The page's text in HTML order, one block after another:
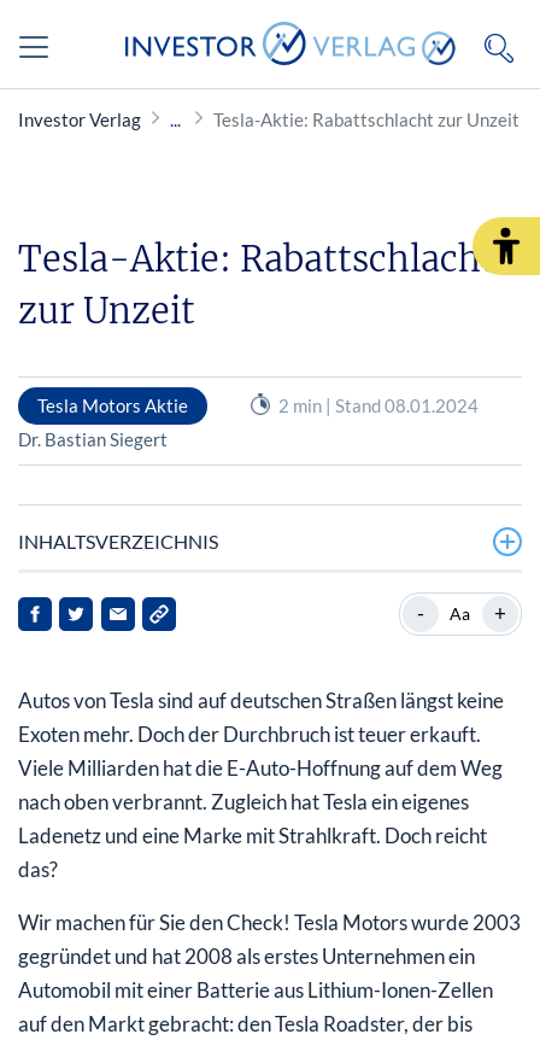
Investor Verlag Tesla-Aktie: Rabattschlacht zur Unzeit
Tesla-Aktie: Rabattschlacht
zur Unzeit
Tesla Motors Aktie
2 min | Stand 08.01.2024
Dr. Bastian Siegert
INHALTSVERZEICHNIS
Rabattschlacht kommt zur Unzeit
- Aa +
Autos von Tesla sind auf deutschen Straßen längst keine
Exoten mehr. Doch der Durchbruch ist teuer erkauft.
Viele Milliarden hat die E-Auto-Hoffnung auf dem Weg
nach oben verbrannt. Zugleich hat Tesla ein eigenes
Ladenetz und eine Marke mit Strahlkraft. Doch reicht
das?
Wir machen für Sie den Check! Tesla Motors wurde 2003
gegründet und hat 2008 als erstes Unternehmen ein
Automobil mit einer Batterie aus Lithium-Ionen-Zellen
auf den Markt gebracht: den Tesla Roadster, der bis